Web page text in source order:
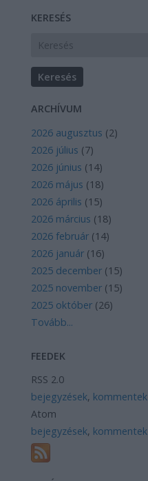
KERESÉS
ARCHÍVUM
2026 augusztus (2)
2026 július (7)
2026 június (14)
2026 május (18)
2026 április (15)
2026 március (18)
2026 február (14)
2026 január (16)
2025 december (15)
2025 november (15)
2025 október (26)
Tovább...
FEEDEK
RSS 2.0
bejegyzések, kommentek
Atom
bejegyzések, kommentek